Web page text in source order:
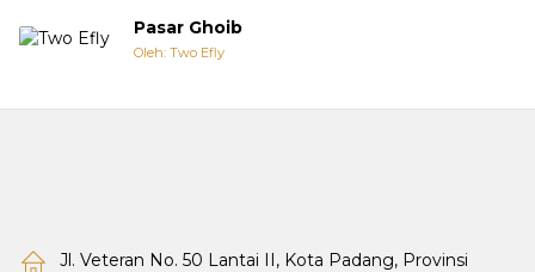
Pasar Ghoib
Oleh: Two Efly
Jl. Veteran No. 50 Lantai II, Kota Padang, Provinsi